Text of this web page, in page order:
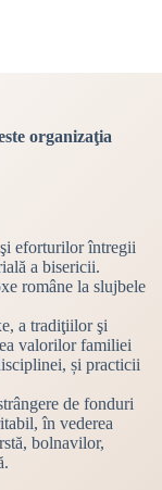
organizaţia
eforturilor întregii
a bisericii.
române la slujbele
a tradiţiilor şi
valorilor familiei
și practicii
de fonduri
în vederea
bolnavilor,